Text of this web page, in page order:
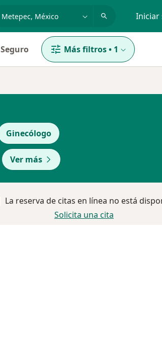
p. ej. Guadalajara Iniciar
Seguro Más filtros• 1
Ginecólogo
Ver más
La reserva de citas en línea no está
Solicita una cita